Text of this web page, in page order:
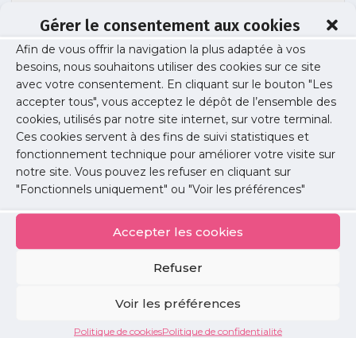
Gérer le consentement aux cookies
Afin de vous offrir la navigation la plus adaptée à vos
besoins, nous souhaitons utiliser des cookies sur ce site
avec votre consentement. En cliquant sur le bouton "Les
accepter tous", vous acceptez le dépôt de l’ensemble des
cookies, utilisés par notre site internet, sur votre terminal.
Ces cookies servent à des fins de suivi statistiques et
fonctionnement technique pour améliorer votre visite sur
notre site. Vous pouvez les refuser en cliquant sur
"Fonctionnels uniquement" ou "Voir les préférences"
Accepter les cookies
Refuser
Voir les préférences
Politique de cookiesPolitique de confidentialité
handicap site
Publié le :22 octobre 2025
Partager cet article :
annonces